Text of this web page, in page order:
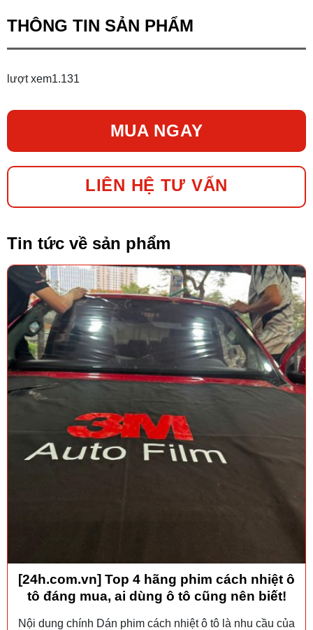
THÔNG TIN SẢN PHẨM
lượt xem1.131
MUA NGAY
LIÊN HỆ TƯ VẤN
Tin tức về sản phẩm
[24h.com.vn] Top 4 hãng phim cách nhiệt ô
tô đáng mua, ai dùng ô tô cũng nên biết!
Nội dung chính Dán phim cách nhiệt ô tô là nhu cầu của